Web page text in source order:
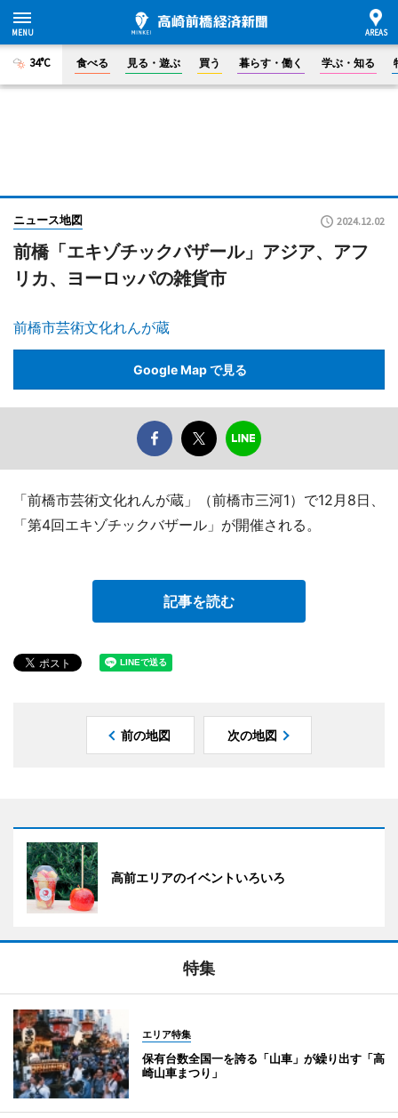
34°C 食べる 見る・遊ぶ 買う 暮らす・働く 学ぶ・知る
ニュース地図 2024.12.02
前橋「エキゾチックバザール」アジア、アフ
リカ、ヨーロッパの雑貨市
前橋市芸術文化れんが蔵
Google Map で見る
「前橋市芸術文化れんが蔵」（前橋市三河1）で12月8日、
「第4回エキゾチックバザール」が開催される。
記事を読む
前の地図 次の地図
高前エリアのイベントいろいろ
特集
エリア特集
保有台数全国一を誇る「山車」が繰り出す「高
崎山車まつり」